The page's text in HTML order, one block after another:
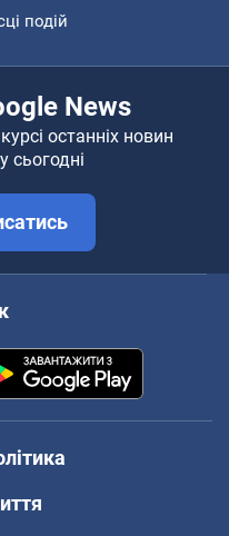
подій
News
останніх новин
сьогодні